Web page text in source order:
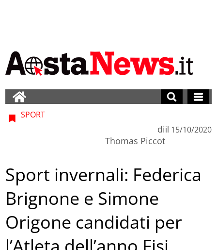
SPORT
di
Thomas Piccot
il 15/10/2020
Sport invernali: Federica
Brignone e Simone
Origone candidati per